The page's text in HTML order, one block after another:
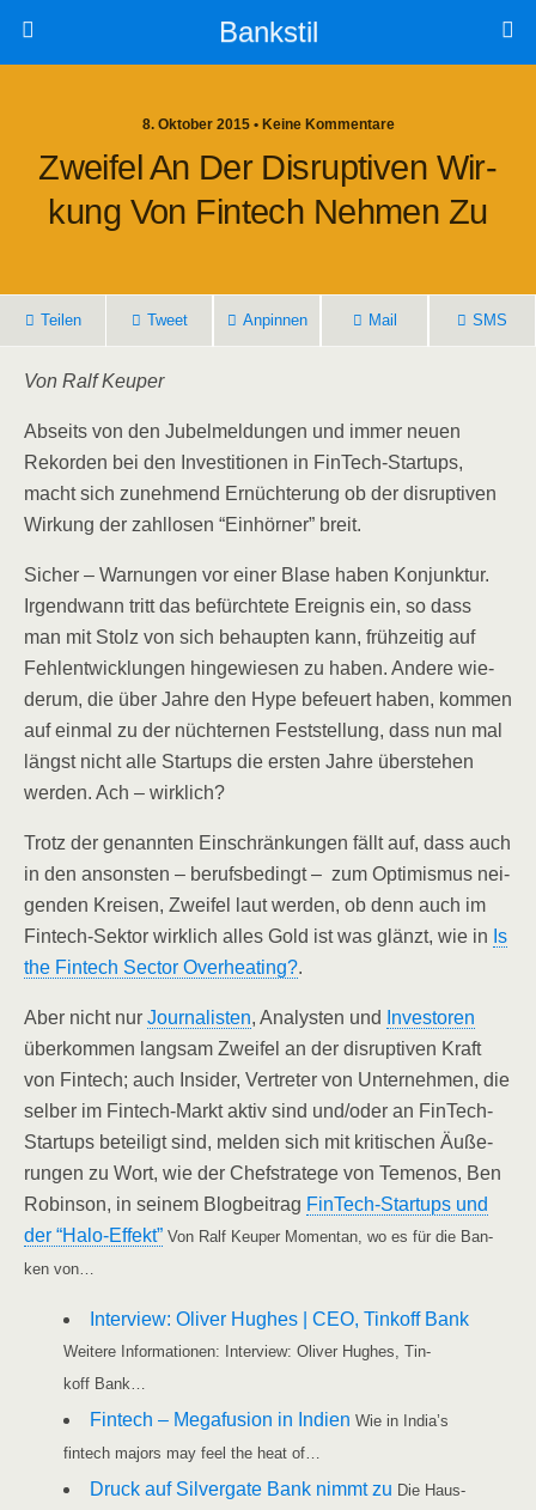
Bankstil
8. Oktober 2015 • Keine Kommentare
Zwei­fel An Der Dis­rup­ti­ven Wir­
Kung Von Fin­tech Neh­men Zu
Tei­len Tweet Anpin­nen Mail SMS
Von Ralf Keuper
Abseits von den Jubel­mel­dun­gen und immer neu­en
Rekor­den bei den Inves­ti­tio­nen in Fin­Tech-Start­ups,
macht sich zuneh­mend Ernüch­te­rung ob der dis­rup­ti­ven
Wir­kung der zahl­lo­sen “Ein­hör­ner” breit.
Sicher – War­nun­gen vor einer Bla­se haben Kon­junk­tur.
Irgend­wann tritt das befürch­te­te Ereig­nis ein, so dass
man mit Stolz von sich behaup­ten kann, früh­zei­tig auf
Fehl­ent­wick­lun­gen hin­ge­wie­sen zu haben. Ande­re wie­
der­um, die über Jah­re den Hype befeu­ert haben, kom­men
auf ein­mal zu der nüch­ter­nen Fest­stel­lung, dass nun mal
längst nicht alle Start­ups die ers­ten Jah­re über­ste­hen
wer­den. Ach – wirklich?
Trotz der genann­ten Ein­schrän­kun­gen fällt auf, dass auch
in den ansons­ten – berufs­be­dingt – zum Opti­mis­mus nei­
gen­den Krei­sen, Zwei­fel laut wer­den, ob denn auch im
Fin­tech-Sek­tor wirk­lich alles Gold ist was glänzt, wie in Is
the Fin­tech Sec­tor Over­hea­ting?.
Aber nicht nur Jour­na­lis­ten, Ana­lys­ten und
Inves­to­ren
über­kom­men lang­sam Zwei­fel an der dis­rup­ti­ven Kraft
von Fin­tech; auch Insi­der, Ver­tre­ter von Unter­neh­men, die
sel­ber im Fin­tech-Markt aktiv sind und/​oder an Fin­Tech-
Start­ups betei­ligt sind, mel­den sich mit kri­ti­schen Äuße­
run­gen zu Wort, wie der Chef­stra­te­ge von Teme­nos, Ben
Robin­son, in sei­nem Blog­bei­trag Fin­­Tech-Star­t­ups und
der “Halo-Effekt” Von Ralf Keu­per Momen­tan, wo es für die Ban­
ken von…
Inter­view: Oli­ver Hug­hes | CEO, Tin­koff Bank
Wei­te­re Infor­ma­tio­nen: Inter­view: Oli­ver Hug­hes, Tin­
koff Bank…
Fin­tech – Mega­fu­si­on in Indi­en Wie in India’s
fin­tech majors may feel the heat of…
Druck auf Sil­ver­ga­te Bank nimmt zu Die Haus­